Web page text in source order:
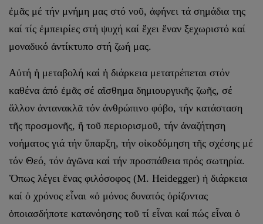
ἐμᾶς μέ τήν μνήμη μας στό νοῦ, ἀφήνει τά σημάδια της
καί τίς ἐμπειρίες στή ψυχή καί ἔχει ἕναν ξεχωριστό καί
μοναδικό ἀντίκτυπο στή ζωή μας.
Αὐτή ἡ μεταβολή καί ἡ διάρκεια μετατρέπεται στόν
καθένα ἀπό ἐμᾶς σέ αἴσθημα δημιουργικῆς ζωῆς, σέ
ἄλλον ἀντανακλᾶ τόν ἀνθρώπινο φόβο, τήν κατάσταση
τῆς προσμονῆς, ἤ τοῦ περιορισμοῦ, τήν ἀναζήτηση
νοήματος γιά τήν ὕπαρξη, τήν οἰκοδόμηση τῆς σχέσης μέ
τόν Θεό, τόν ἀγῶνα καί τήν προσπάθεια πρός σωτηρία.
Ὅπως λέγει ἕνας φιλόσοφος (Μ. Heidegger) ἡ διάρκεια
καί ὁ χρόνος εἶναι «ὁ μόνος δυνατός ὁρίζοντας
ὁποιασδήποτε κατανόησης τοῦ τί εἶναι καί πώς εἶναι ὁ